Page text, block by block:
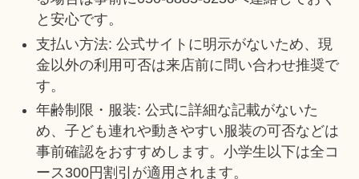
と安心です。
支払い方法: 公式サイトに明示がないため、現
金以外の利用可否は来店前に問い合わせ推奨で
す。
年齢制限・服装: 公式に詳細な記載がないた
め、子ども連れや動きやすい服装の可否などは
事前確認をおすすめします。小学生以下は全コ
ース300円割引が適用されます。